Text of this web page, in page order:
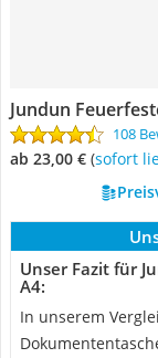
Jundun
108
ab 23,00 € ( Sofort
Unser Fazit für
A4:
In unserem